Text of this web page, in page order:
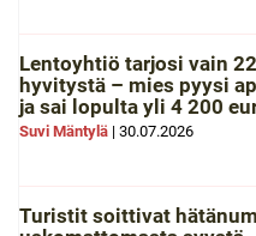
Lentoyhtiö tarjosi vain
hyvitystä – mies pyysi
ja sai lopulta yli 4 200
Suvi Mäntylä | 30.07.2026
Turistit soittivat